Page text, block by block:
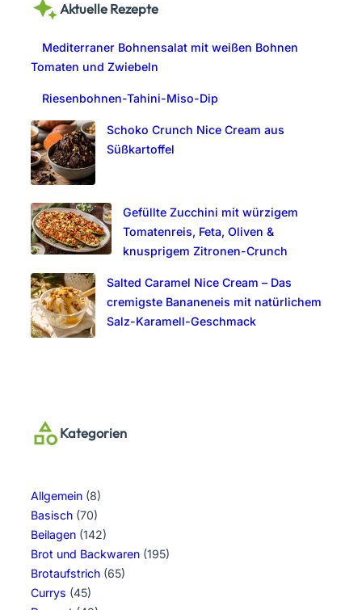
r
Aktuelle Rezepte
Mediterraner Bohnensalat mit weißen Bohnen
Tomaten und Zwiebeln
Riesenbohnen-Tahini-Miso-Dip
Schoko Crunch Nice Cream aus
Süßkartoffel
Gefüllte Zucchini mit würzigem
Tomatenreis, Feta, Oliven &
knusprigem Zitronen-Crunch
Salted Caramel Nice Cream – Das
cremigste Bananeneis mit natürlichem
Salz-Karamell-Geschmack
Kategorien
Allgemein (8)
Basisch (70)
Beilagen (142)
Brot und Backwaren (195)
Brotaufstrich (65)
Currys (45)